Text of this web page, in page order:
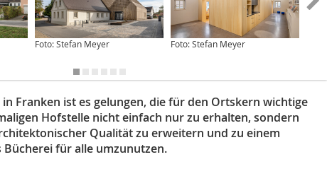
Foto: Stefan Meyer Foto: Stefan Meyer
Franken ist es gelungen, die für den Ortskern wichtige
Hofstelle nicht einfach nur zu erhalten, sondern
Qualität zu erweitern und zu einem
für alle umzunutzen.